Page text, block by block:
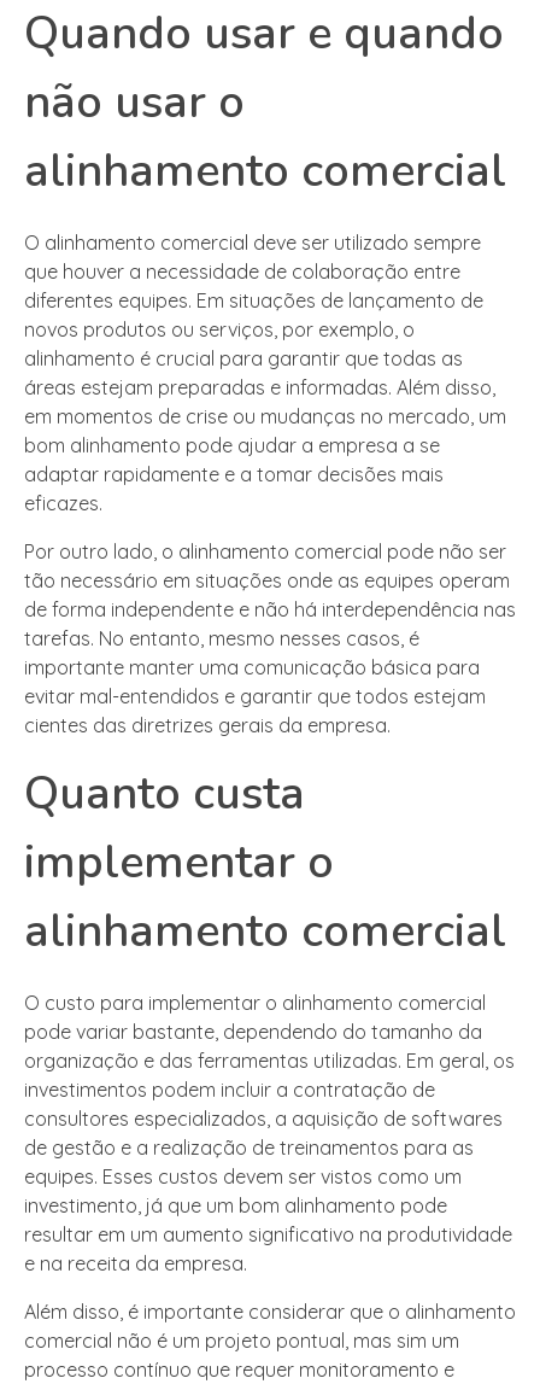
Quando usar e quando
não usar o
alinhamento comercial
O alinhamento comercial deve ser utilizado sempre
que houver a necessidade de colaboração entre
diferentes equipes. Em situações de lançamento de
novos produtos ou serviços, por exemplo, o
alinhamento é crucial para garantir que todas as
áreas estejam preparadas e informadas. Além disso,
em momentos de crise ou mudanças no mercado, um
bom alinhamento pode ajudar a empresa a se
adaptar rapidamente e a tomar decisões mais
eficazes.
Por outro lado, o alinhamento comercial pode não ser
tão necessário em situações onde as equipes operam
de forma independente e não há interdependência nas
tarefas. No entanto, mesmo nesses casos, é
importante manter uma comunicação básica para
evitar mal-entendidos e garantir que todos estejam
cientes das diretrizes gerais da empresa.
Quanto custa
implementar o
alinhamento comercial
O custo para implementar o alinhamento comercial
pode variar bastante, dependendo do tamanho da
organização e das ferramentas utilizadas. Em geral, os
investimentos podem incluir a contratação de
consultores especializados, a aquisição de softwares
de gestão e a realização de treinamentos para as
equipes. Esses custos devem ser vistos como um
investimento, já que um bom alinhamento pode
resultar em um aumento significativo na produtividade
e na receita da empresa.
Além disso, é importante considerar que o alinhamento
comercial não é um projeto pontual, mas sim um
processo contínuo que requer monitoramento e